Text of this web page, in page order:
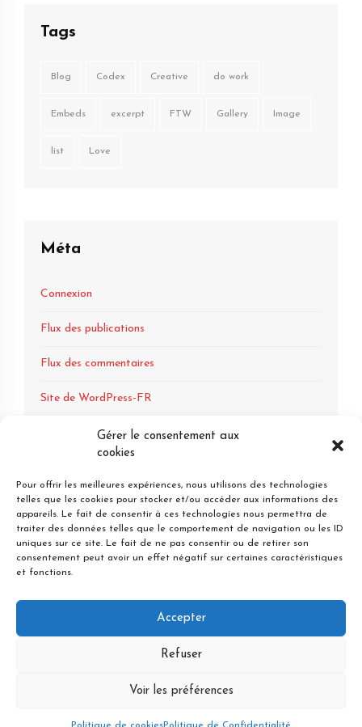
Gérer le consentement aux
cookies
Pour offrir les meilleures expériences, nous utilisons des technologies
telles que les cookies pour stocker et/ou accéder aux informations des
appareils. Le fait de consentir à ces technologies nous permettra de
traiter des données telles que le comportement de navigation ou les ID
uniques sur ce site. Le fait de ne pas consentir ou de retirer son
consentement peut avoir un effet négatif sur certaines caractéristiques
et fonctions.
Accepter
Refuser
Voir les préférences
Tags
Blog Codex Creative do work
Embeds excerpt FTW Gallery Image
list Love
Méta
Connexion
Flux des publications
Flux des commentaires
Site de WordPress-FR
1 Esplanade Compans Caffarelli - 31000 Toulouse
Mentions Légales
Confidentialité & Médiation
Cookies / RGPD
Agréments
Déontologie